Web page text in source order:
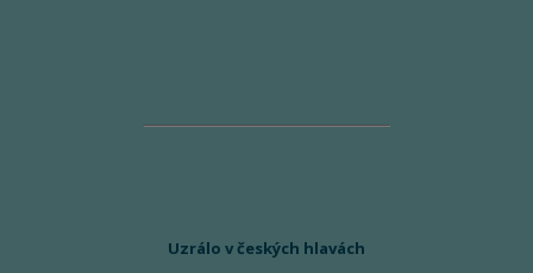
Uzrálo v českých hlavách